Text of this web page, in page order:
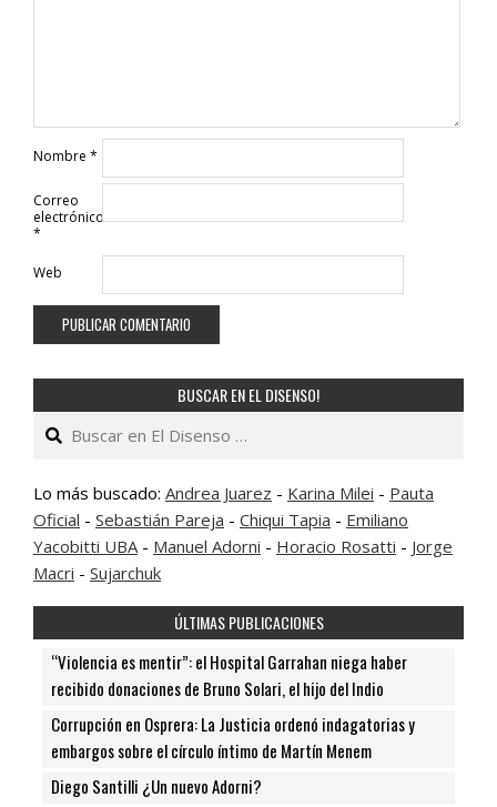
Nombre *
Correo
electrónico
*
Web
BUSCAR EN EL DISENSO!
Buscar
Lo más buscado: Andrea Juarez - Karina Milei - Pauta
Oficial - Sebastián Pareja - Chiqui Tapia - Emiliano
Yacobitti UBA - Manuel Adorni - Horacio Rosatti - Jorge
Macri - Sujarchuk
ÚLTIMAS PUBLICACIONES
“Violencia es mentir”: el Hospital Garrahan niega haber
recibido donaciones de Bruno Solari, el hijo del Indio
Corrupción en Osprera: La Justicia ordenó indagatorias y
embargos sobre el círculo íntimo de Martín Menem
Diego Santilli ¿Un nuevo Adorni?